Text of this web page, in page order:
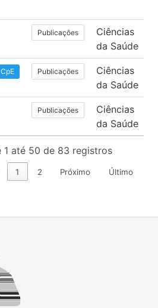
Publicações
Ciências
da Saúde
CpE Publicações
Ciências
da Saúde
Publicações
Ciências
da Saúde
1 até 50 de 83 registros
1 2 Próximo Último